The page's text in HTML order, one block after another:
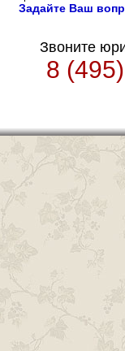
Задайте Ваш
Звоните
8